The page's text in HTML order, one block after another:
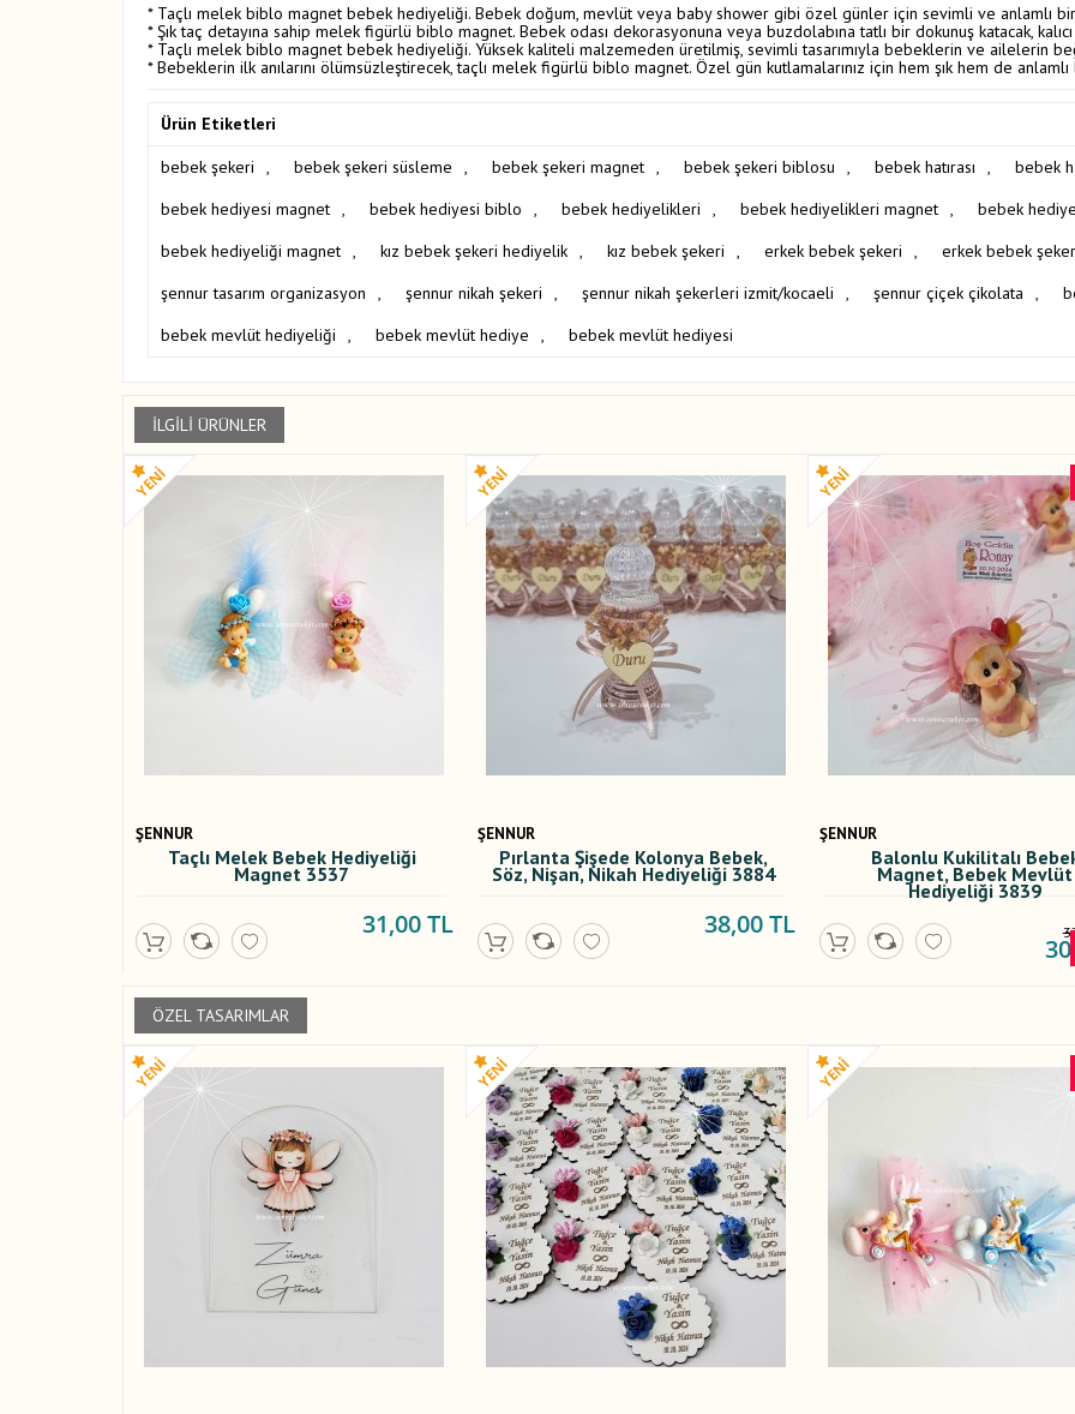
* Taçlı melek biblo magnet bebek hediyeliği. Bebek doğum, mevlüt veya baby shower gibi özel günler için sevimli ve anlamlı
* Şık taç detayına sahip melek figürlü biblo magnet. Bebek odası dekorasyonuna veya buzdolabına tatlı bir dokunuş katacak,
* Taçlı melek biblo magnet bebek hediyeliği. Yüksek kaliteli malzemeden üretilmiş, sevimli tasarımıyla bebeklerin ve ailelerin
* Bebeklerin ilk anılarını ölümsüzleştirecek, taçlı melek figürlü biblo magnet. Özel gün kutlamalarınız için hem şık hem de
Ürün Etiketleri
bebek şekeri
, bebek şekeri süsleme , bebek şekeri magnet , bebek şekeri biblosu , bebek hatırası , bebek
bebek hediyesi magnet , bebek hediyesi biblo , bebek hediyelikleri , bebek hediyelikleri magnet , bebek
bebek hediyeliği magnet , kız bebek şekeri hediyelik , kız bebek şekeri , erkek bebek şekeri , erkek bebek
şennur tasarım organizasyon
, şennur nikah şekeri , şennur nikah şekerleri izmit/kocaeli , şennur çiçek çikolata ,
bebek mevlüt hediyeliği
, bebek mevlüt hediye , bebek mevlüt hediyesi
İLGILI ÜRÜNLER
ŞENNUR
Taçlı Melek Bebek Hediyeliği
Magnet 3537
31,00 TL
ŞENNUR
Pırlanta Şişede Kolonya Bebek,
Söz, Nişan, Nikah Hediyeliği 3884
38,00 TL
ŞENNUR
Balonlu Kukilitalı
Magnet, Bebek Mevlüt
Hediyeliği 3839
ÖZEL TASARIMLAR